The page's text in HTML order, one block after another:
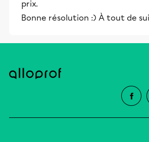
prix.
Bonne résolution :) À tout de